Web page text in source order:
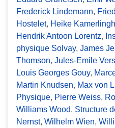
Frederick Lindemann,
Hostelet, Heike
Hendrik Antoon Lorentz,
physique Solvay, James
Thomson, Jules-Emile
Louis Georges Gouy,
Martin Knudsen, Max von
Physique, Pierre Weiss,
Williams Wood, Structure
Nernst, Wilhelm Wien,